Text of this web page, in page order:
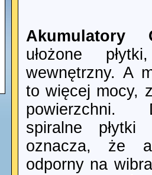
Akumulatory
ułożone
wewnętrzny. A
to więcej mocy,
powierzchni.
spiralne płytki
oznacza, że
odporny na